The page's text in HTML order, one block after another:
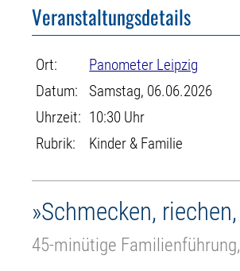
Veranstaltungsdetails
Ort:
Panometer Leipzig
Datum:
Samstag, 06.06.2026
Uhrzeit: 10:30 Uhr
Rubrik:
Kinder & Familie
»Schmecken,
45-minütige